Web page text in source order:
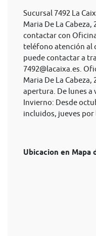
Sucursal 7492 La
Maria De La
contactar con
teléfono atención al
puede contactar a
7492@lacaixa.es .
Maria De La
apertura. De lunes a
Invierno: Desde
incluidos, jueves por
Ubicacion en Mapa